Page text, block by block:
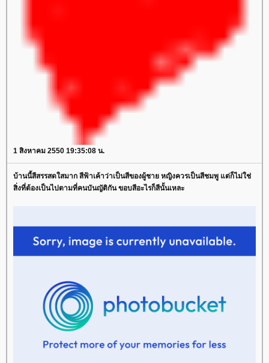
1 สิงหาคม 2550 19:35:08 น.
บ้านนี้สีสรรสดใสมาก สีฟ้าเค้าว่าเป็นสีของผู้ชาย หญิงควรเป็นสีชมพู แต่ก็ไม่ใช่
สิ่งที่ต้องเป็นไปตามที่คนบันญัติกัน ขอบสีอะไรก็สีนั้นเหละ